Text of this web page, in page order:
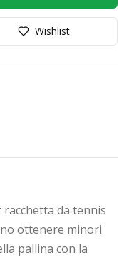
Wishlist
da tennis
ottenere minori
pallina con la